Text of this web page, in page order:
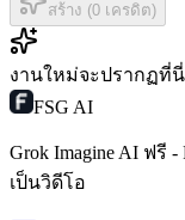
สร้าง (0 เครดิต)
งานใหม่จะปรากฏที่
FSG AI
Grok Imagine AI ฟรี
เป็นวิดีโอ